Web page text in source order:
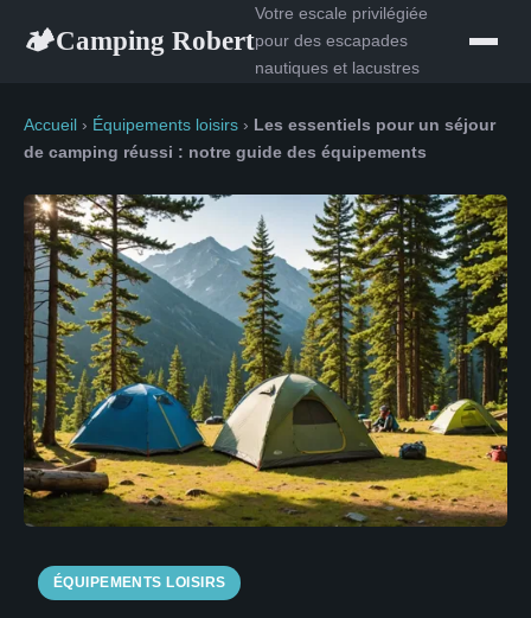
🏕Camping Robert
Votre escale privilégiée
pour des escapades
nautiques et lacustres
Accueil › Équipements loisirs › Les essentiels pour un séjour
de camping réussi : notre guide des équipements
ÉQUIPEMENTS LOISIRS